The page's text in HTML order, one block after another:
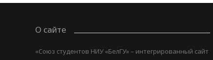
О сайте
«Союз студентов НИУ «БелГУ» – интегрированный сайт